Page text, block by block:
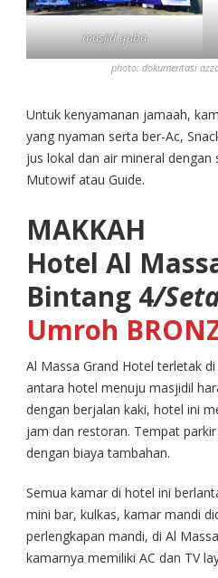
masjid quba
photo: dokumentasi
Untuk kenyamanan jamaah,
yang nyaman serta ber-Ac,
jus lokal dan air mineral dengan
Mutowif atau Guide.
MAKKAH
Hotel Al
Bintang 4/
Umroh
Al Massa Grand Hotel terletak
antara hotel menuju masjidil
dengan berjalan kaki, hotel ini
jam dan restoran. Tempat
dengan biaya tambahan.
Semua kamar di hotel ini
mini bar, kulkas, kamar mandi
perlengkapan mandi, di Al
kamarnya memiliki AC dan TV